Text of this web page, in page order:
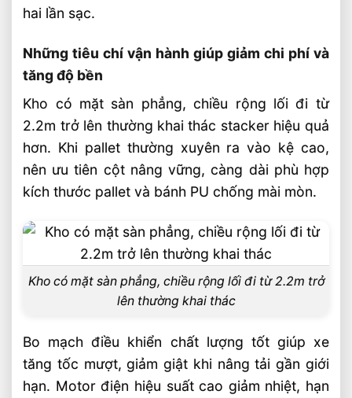
hai lần sạc.
Những tiêu chí vận hành giúp giảm chi phí và
tăng độ bền
Kho có mặt sàn phẳng, chiều rộng lối đi từ
2.2m trở lên thường khai thác stacker hiệu quả
hơn. Khi pallet thường xuyên ra vào kệ cao,
nên ưu tiên cột nâng vững, càng dài phù hợp
kích thước pallet và bánh PU chống mài mòn.
Kho có mặt sàn phẳng, chiều rộng lối đi từ 2.2m trở
lên thường khai thác
Bo mạch điều khiển chất lượng tốt giúp xe
tăng tốc mượt, giảm giật khi nâng tải gần giới
hạn. Motor điện hiệu suất cao giảm nhiệt, hạn